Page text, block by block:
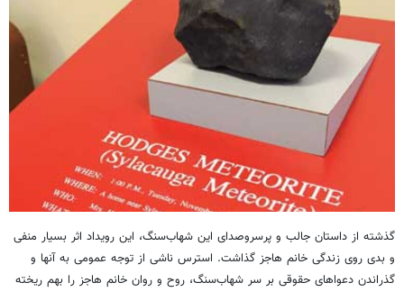
گذشته از داستان جالب و پرسروصدای این شهاب‌سنگ، این رویداد اثر بسیار منفی
و بدی روی زندگی خانم هاجز گذاشت. استرس ناشی از توجه عمومی به آنها و
گذراندن دعواهای حقوقی بر سر شهاب‌سنگ، روح و روان خانم هاجز را بهم ریخته